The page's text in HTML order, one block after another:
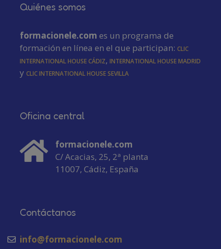
Quiénes somos
formacionele.com es un programa de
formación en línea en el que participan: CLIC
International House Cádiz, International House Madrid
y CLIC International House Sevilla
Oficina central
formacionele.com
C/ Acacias, 25, 2ª planta
11007, Cádiz, España
Contáctanos
info@formacionele.com